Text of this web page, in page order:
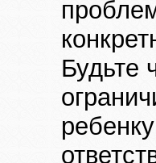
Будьте